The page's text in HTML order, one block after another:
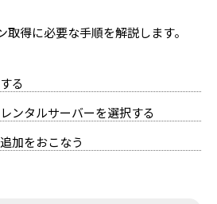
得に必要な手順を解説します。
る
ンタルサーバーを選択する
加をおこなう